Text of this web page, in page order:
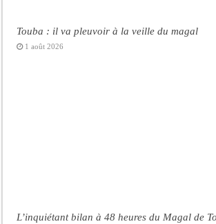
Touba : il va pleuvoir à la veille du magal
1 août 2026
L’inquiétant bilan à 48 heures du Magal de